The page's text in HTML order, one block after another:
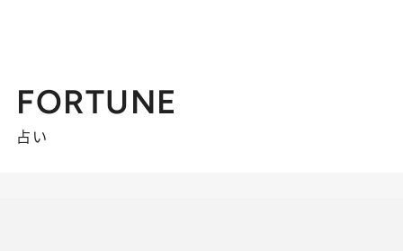
FORTUNE
占い